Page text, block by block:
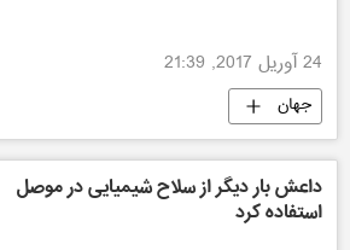
24 آوریل 2017, 21:39
جهان
داعش بار دیگر از سلاح شیمیایی در موصل
استفاده کرد